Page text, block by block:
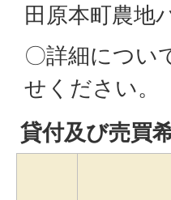
田原本町農地
〇詳細につい
せください。
貸付及び売買